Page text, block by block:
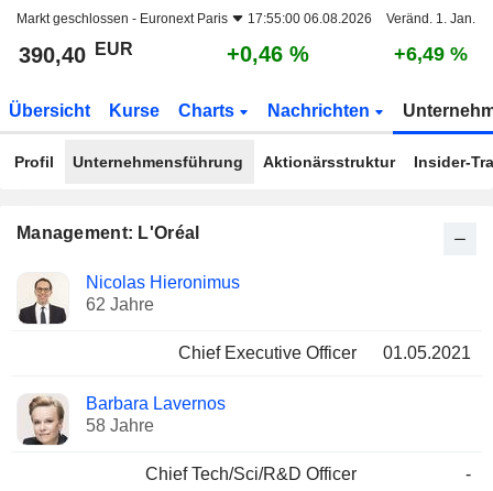
Markt geschlossen - Euronext Paris 17:55:00 06.08.2026 Veränd. 1. Jan.
390,40 EUR +0,46 % +6,49 %
Übersicht Kurse Charts Nachrichten
Profil Unternehmensführung Aktionärsstruktur Insider-
Management: L'Oréal
Manager
Besetzte
Positionen
Nicolas Hieronimus
62 Jahre
Chief Executive Officer 01.05.2021
Barbara Lavernos
58 Jahre
Chief Tech/Sci/R&D Officer -